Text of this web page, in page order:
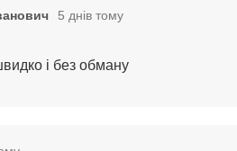
5 днів тому
і без обману